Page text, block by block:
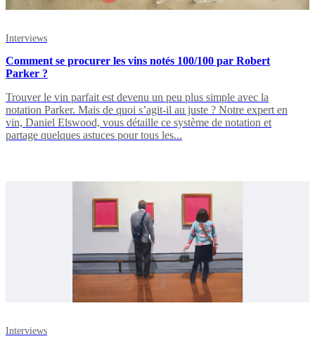
Interviews
Comment se procurer les vins notés 100/100 par Robert
Parker ?
Trouver le vin parfait est devenu un peu plus simple avec la
notation Parker. Mais de quoi s’agit-il au juste ? Notre expert en
vin, Daniel Elswood, vous détaille ce système de notation et
partage quelques astuces pour tous les...
Interviews